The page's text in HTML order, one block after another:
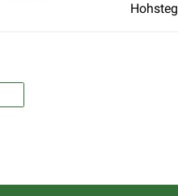
Hohsteg